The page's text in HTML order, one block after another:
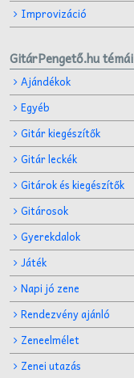
Improvizáció
GitárPengető.hu témái
Ajándékok
Egyéb
Gitár kiegészítők
Gitár leckék
Gitárok és kiegészítők
Gitárosok
Gyerekdalok
Játék
Napi jó zene
Rendezvény ajánló
Zeneelmélet
Zenei utazás